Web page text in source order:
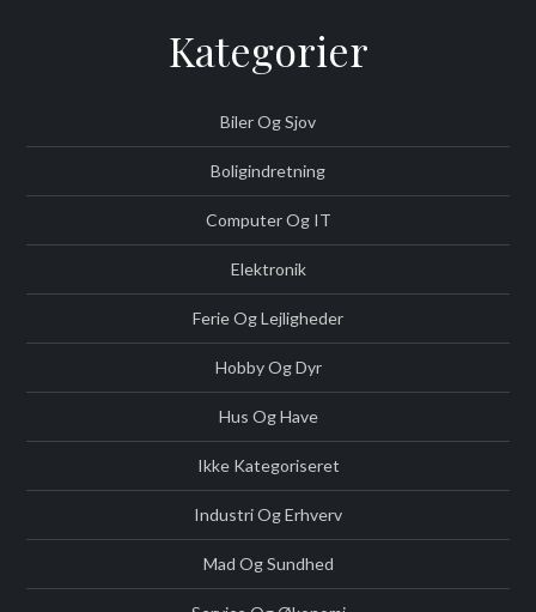
Kategorier
Biler Og Sjov
Boligindretning
Computer Og IT
Elektronik
Ferie Og Lejligheder
Hobby Og Dyr
Hus Og Have
Ikke Kategoriseret
Industri Og Erhverv
Mad Og Sundhed